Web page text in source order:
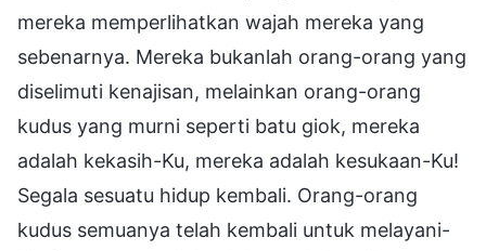
mereka memperlihatkan wajah mereka yang
sebenarnya. Mereka bukanlah orang-orang yang
diselimuti kenajisan, melainkan orang-orang
kudus yang murni seperti batu giok, mereka
adalah kekasih-Ku, mereka adalah kesukaan-Ku!
Segala sesuatu hidup kembali. Orang-orang
kudus semuanya telah kembali untuk melayani-